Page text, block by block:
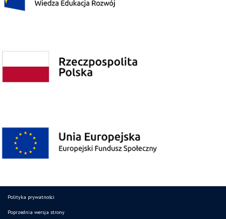
Polityka prywatności
Poprzednia wersja strony